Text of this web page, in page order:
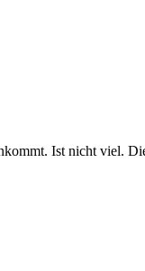
Ist nicht viel.